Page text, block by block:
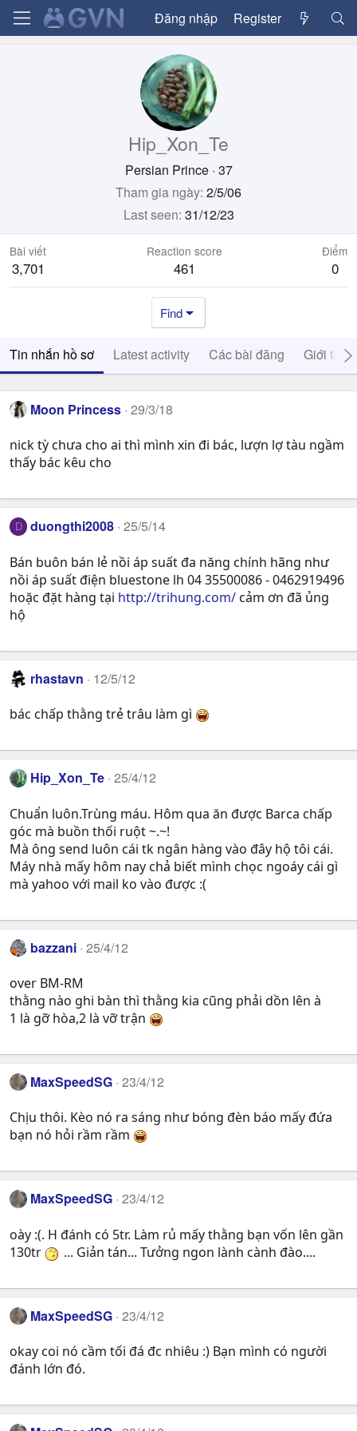
Đăng nhập Register
Hip_Xon_Te
Persian Prince · 37
Tham gia ngày 2/5/06
Last seen 31/12/23
Bài viết
3,701
Reaction score
461
Điểm
0
Find
Tin nhắn hồ sơ Latest activity Các bài đăng Giới thiệu
Moon Princess 29/3/18
nick tỳ chưa cho ai thì mình xin đi bác, lượn lợ tàu ngầm
thấy bác kêu cho
D duongthi2008 25/5/14
Bán buôn bán lẻ nồi áp suất đa năng chính hãng như
nồi áp suất điện bluestone lh 04 35500086 - 0462919496
hoặc đặt hàng tại http://trihung.com/cảm ơn đã ủng
hộ
rhastavn 12/5/12
bác chấp thằng trẻ trâu làm gì
Hip_Xon_Te 25/4/12
Chuẩn luôn.Trùng máu. Hôm qua ăn được Barca chấp
góc mà buồn thối ruột ~.~!
Mà ông send luôn cái tk ngân hàng vào đây hộ tôi cái.
Máy nhà mấy hôm nay chả biết mình chọc ngoáy cái gì
mà yahoo với mail ko vào được :(
bazzani 25/4/12
over BM-RM
thằng nào ghi bàn thì thằng kia cũng phải dồn lên à
1 là gỡ hòa,2 là vỡ trận
MaxSpeedSG 23/4/12
Chịu thôi. Kèo nó ra sáng như bóng đèn báo mấy đứa
bạn nó hỏi rầm rầm
MaxSpeedSG 23/4/12
oày :(. H đánh có 5tr. Làm rủ mấy thằng bạn vốn lên gần
130tr
... Giản tán... Tưởng ngon lành cành đào....
MaxSpeedSG 23/4/12
okay coi nó cầm tối đá đc nhiêu :) Bạn mình có người
đánh lớn đó.